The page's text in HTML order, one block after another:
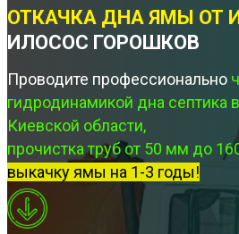
ОТКАЧКА ДНА ЯМЫ ОТ
ИЛОСОС ГОРОШКОВ
Проводите профессионально
гидродинамикой дна септика
Киевской области,
прочистка труб от 50 мм до
выкачку ямы на 1-3 годы!